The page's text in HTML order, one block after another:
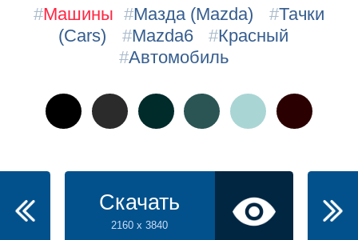
#Машины #Мазда (Mazda) #Тачки
(Cars)
#Mazda6 #Красный
#Автомобиль
Скачать
2160 x 3840